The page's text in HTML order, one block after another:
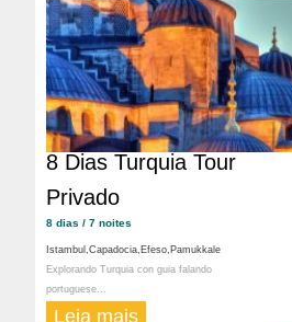
8 Dias Turquia Tour
Privado
8 dias / 7 noites
Istambul,Capadocia,Efeso,Pamukkale
Explorando Turquia con guia falando
portuguese...
Leia mais